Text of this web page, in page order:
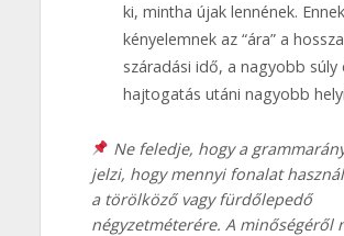
ki, mintha újak lennének.
kényelemnek az “ára” a
száradási idő, a nagyobb súly
hajtogatás utáni nagyobb
Ne feledje, hogy a
jelzi, hogy mennyi fonalat
a törölköző vagy fürdőlepedő
négyzetméterére. A minőségéről